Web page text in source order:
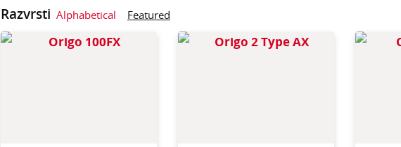
Razvrsti Alphabetical Featured